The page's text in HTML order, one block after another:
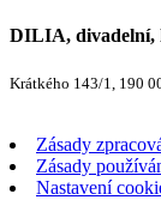
DILIA, divadelní,
Krátkého 143/1, 190
Zásady
Zásady
Nastavení